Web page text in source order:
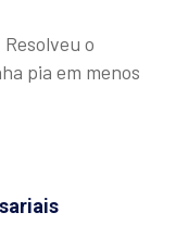
o
pia em menos